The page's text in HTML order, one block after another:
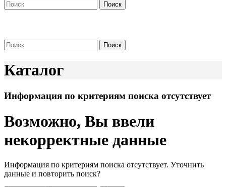
Поиск
Поиск
Каталог
Информация по критериям поиска отсутствует
Возможно, Вы ввели
некорректные данные
Информация по критериям поиска отсутствует. Уточнить
данные и повторить поиск?